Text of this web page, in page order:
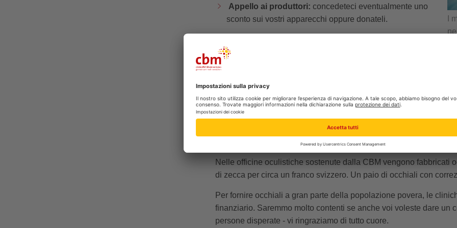
I
Appello ai produttori: concedeteci eventualmente uno
sconto sui vostri apparecchi oppure donateli.
alla loro missione – grazie di cuore!
Occhiali
Negli ultimi decenni gli istituti oculistici nelle regioni in via di
sempre più indipendenti. Modelli nuovi di zecca (montature) al
posto e più facili da reperire che facendoli venire usati
bisogno di occhiali usati.
Nelle officine oculistiche sostenute dalla CBM vengono fabbricati
di zecca per circa un franco svizzero. Un paio di occhiali con
Per fornire occhiali a gran parte della popolazione povera, le
finanziario. Saremmo molto contenti se anche voi voleste dare un
persone disperate - vi ringraziamo di tutto cuore.